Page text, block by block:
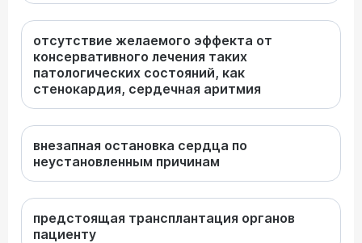
отсутствие желаемого эффекта от
консервативного лечения таких
патологических состояний, как
стенокардия, сердечная аритмия
внезапная остановка сердца по
неустановленным причинам
предстоящая трансплантация органов
пациенту